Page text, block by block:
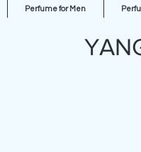
Perfume for Men